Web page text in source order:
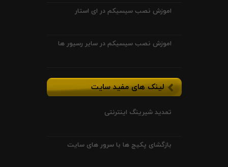
اموزش نصب سیسیکم در ای استار
اموزش نصب سیسیکم در سایر رسیور ها
لینک های مفید سایت
تمدید شیرینگ اینترنتی
بازگشای پکیج ها با سرور های سایت